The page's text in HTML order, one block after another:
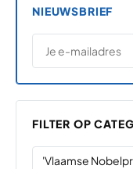
NIEUWSBRIEF
E-MAILADRES
*
FILTER OP
'Vlaamse